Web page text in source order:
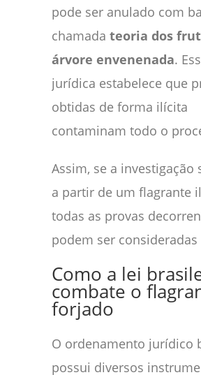
pode ser anulado com
chamada teoria dos
árvore envenenada.
jurídica estabelece que
obtidas de forma ilícita
contaminam todo o
Assim, se a investigação
a partir de um flagrante
todas as provas
podem ser
Como a lei
combate o
forjado
O ordenamento jurídico
possui diversos